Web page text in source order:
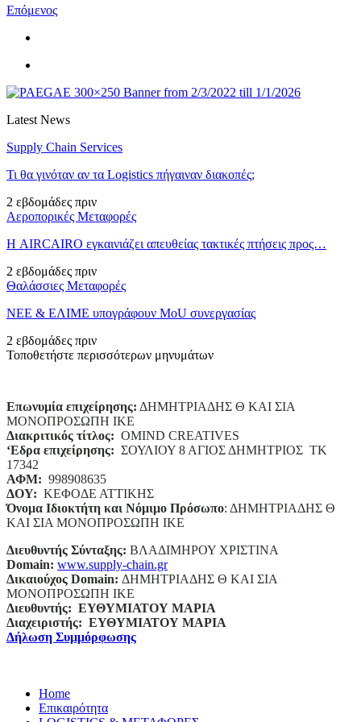
Επόμενος
Latest News
Supply Chain Services
Τι θα γινόταν αν τα Logistics πήγαιναν διακοπές;
2 εβδομάδες πριν
Αεροπορικές Μεταφορές
Η AIRCAIRO εγκαινιάζει απευθείας τακτικές πτήσεις προς…
2 εβδομάδες πριν
Θαλάσσιες Μεταφορές
ΝΕΕ & ΕΛΙΜΕ υπογράφουν MoU συνεργασίας
2 εβδομάδες πριν
Τοποθετήστε περισσότερων μηνυμάτων
Επωνυμία επιχείρησης: ΔΗΜΗΤΡΙΑΔΗΣ Θ ΚΑΙ ΣΙΑ
ΜΟΝΟΠΡΟΣΩΠΗ ΙΚΕ
Διακριτικός τίτλος: ΟΜΙΝD CREATIVES
‘Eδρα επιχείρησης: ΣΟΥΛΙΟΥ 8 ΑΓΙΟΣ ΔΗΜΗΤΡΙΟΣ ΤΚ
17342
ΑΦΜ: 998908635
ΔΟΥ: ΚΕΦΟΔΕ ΑΤΤΙΚΗΣ
Όνομα Ιδιοκτήτη και Νόμιμο Πρόσωπο: ΔΗΜΗΤΡΙΑΔΗΣ Θ
ΚΑΙ ΣΙΑ ΜΟΝΟΠΡΟΣΩΠΗ ΙΚΕ
Διευθυντής Σύνταξης: ΒΛΑΔΙΜΗΡΟΥ ΧΡΙΣΤΙΝΑ
Domain: www.supply-chain.gr
Δικαιούχος Domain: ΔΗΜΗΤΡΙΑΔΗΣ Θ ΚΑΙ ΣΙΑ
ΜΟΝΟΠΡΟΣΩΠΗ ΙΚΕ
Διευθυντής: ΕΥΘΥΜΙΑΤΟΥ ΜΑΡΙΑ
Διαχειριστής: ΕΥΘΥΜΙΑΤΟΥ ΜΑΡΙΑ
Δήλωση Συμμόρφωσης
Home
Επικαιρότητα